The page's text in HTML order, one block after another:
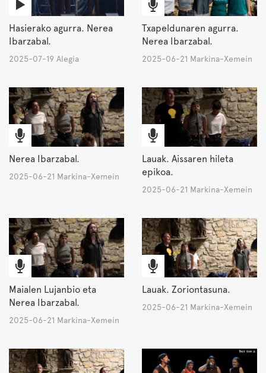
Hasierako agurra. Nerea
Ibarzabal.
2025-07-19 Alegia
Txapeldunaren agurra.
Nerea Ibarzabal.
2025-06-21 Markina-Xemein
Nerea Ibarzabal.
2025-06-21 Markina-Xemein
Lauak. Aissaren hileta
epikoa.
2025-06-21 Markina-Xemein
Maialen Lujanbio eta
Nerea Ibarzabal.
2025-06-21 Markina-Xemein
Lauak. Zoriontasuna.
2025-06-21 Markina-Xemein